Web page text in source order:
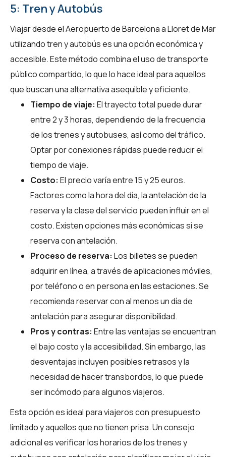
5: Tren y Autobús
Viajar desde el Aeropuerto de Barcelona a Lloret de Mar
utilizando tren y autobús es una opción económica y
accesible. Este método combina el uso de transporte
público compartido, lo que lo hace ideal para aquellos
que buscan una alternativa asequible y eficiente.
Tiempo de viaje: El trayecto total puede durar
entre 2 y 3 horas, dependiendo de la frecuencia
de los trenes y autobuses, así como del tráfico.
Optar por conexiones rápidas puede reducir el
tiempo de viaje.
Costo: El precio varía entre 15 y 25 euros.
Factores como la hora del día, la antelación de la
reserva y la clase del servicio pueden influir en el
costo. Existen opciones más económicas si se
reserva con antelación.
Proceso de reserva: Los billetes se pueden
adquirir en línea, a través de aplicaciones móviles,
por teléfono o en persona en las estaciones. Se
recomienda reservar con al menos un día de
antelación para asegurar disponibilidad.
Pros y contras: Entre las ventajas se encuentran
el bajo costo y la accesibilidad. Sin embargo, las
desventajas incluyen posibles retrasos y la
necesidad de hacer transbordos, lo que puede
ser incómodo para algunos viajeros.
Esta opción es ideal para viajeros con presupuesto
limitado y aquellos que no tienen prisa. Un consejo
adicional es verificar los horarios de los trenes y